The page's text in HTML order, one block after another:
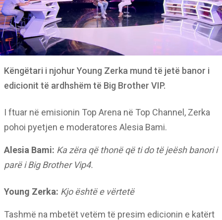
Këngëtari i njohur Young Zerka mund të jetë banor i
edicionit të ardhshëm të Big Brother VIP.
I ftuar në emisionin Top Arena në Top Channel, Zerka
pohoi pyetjen e moderatores Alesia Bami.
Alesia Bami: Ka zëra që thonë që ti do të jeësh banori i
parë i Big Brother Vip4.
Young Zerka: Kjo është e vërtetë
Tashmë na mbetët vetëm të presim edicionin e katërt